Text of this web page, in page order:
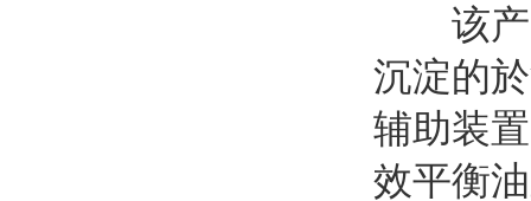
该产品
沉淀的
辅助装
效平衡